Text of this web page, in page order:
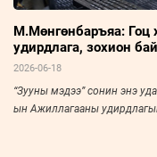
М.Мөнгөнбаръяа: Гоц
удирдлага, зохион
хэрэгжүүлдэг
2026-06-18
“Зууны мэдээ” сонин энэ
ын Ажиллагааны